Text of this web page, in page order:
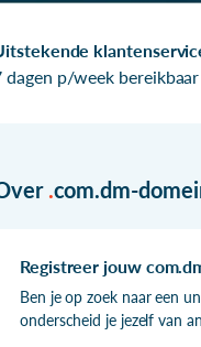
dagen p/week bereikbaar
.com.dm-
Registreer jouw
Ben je op zoek naar een
onderscheid je jezelf van